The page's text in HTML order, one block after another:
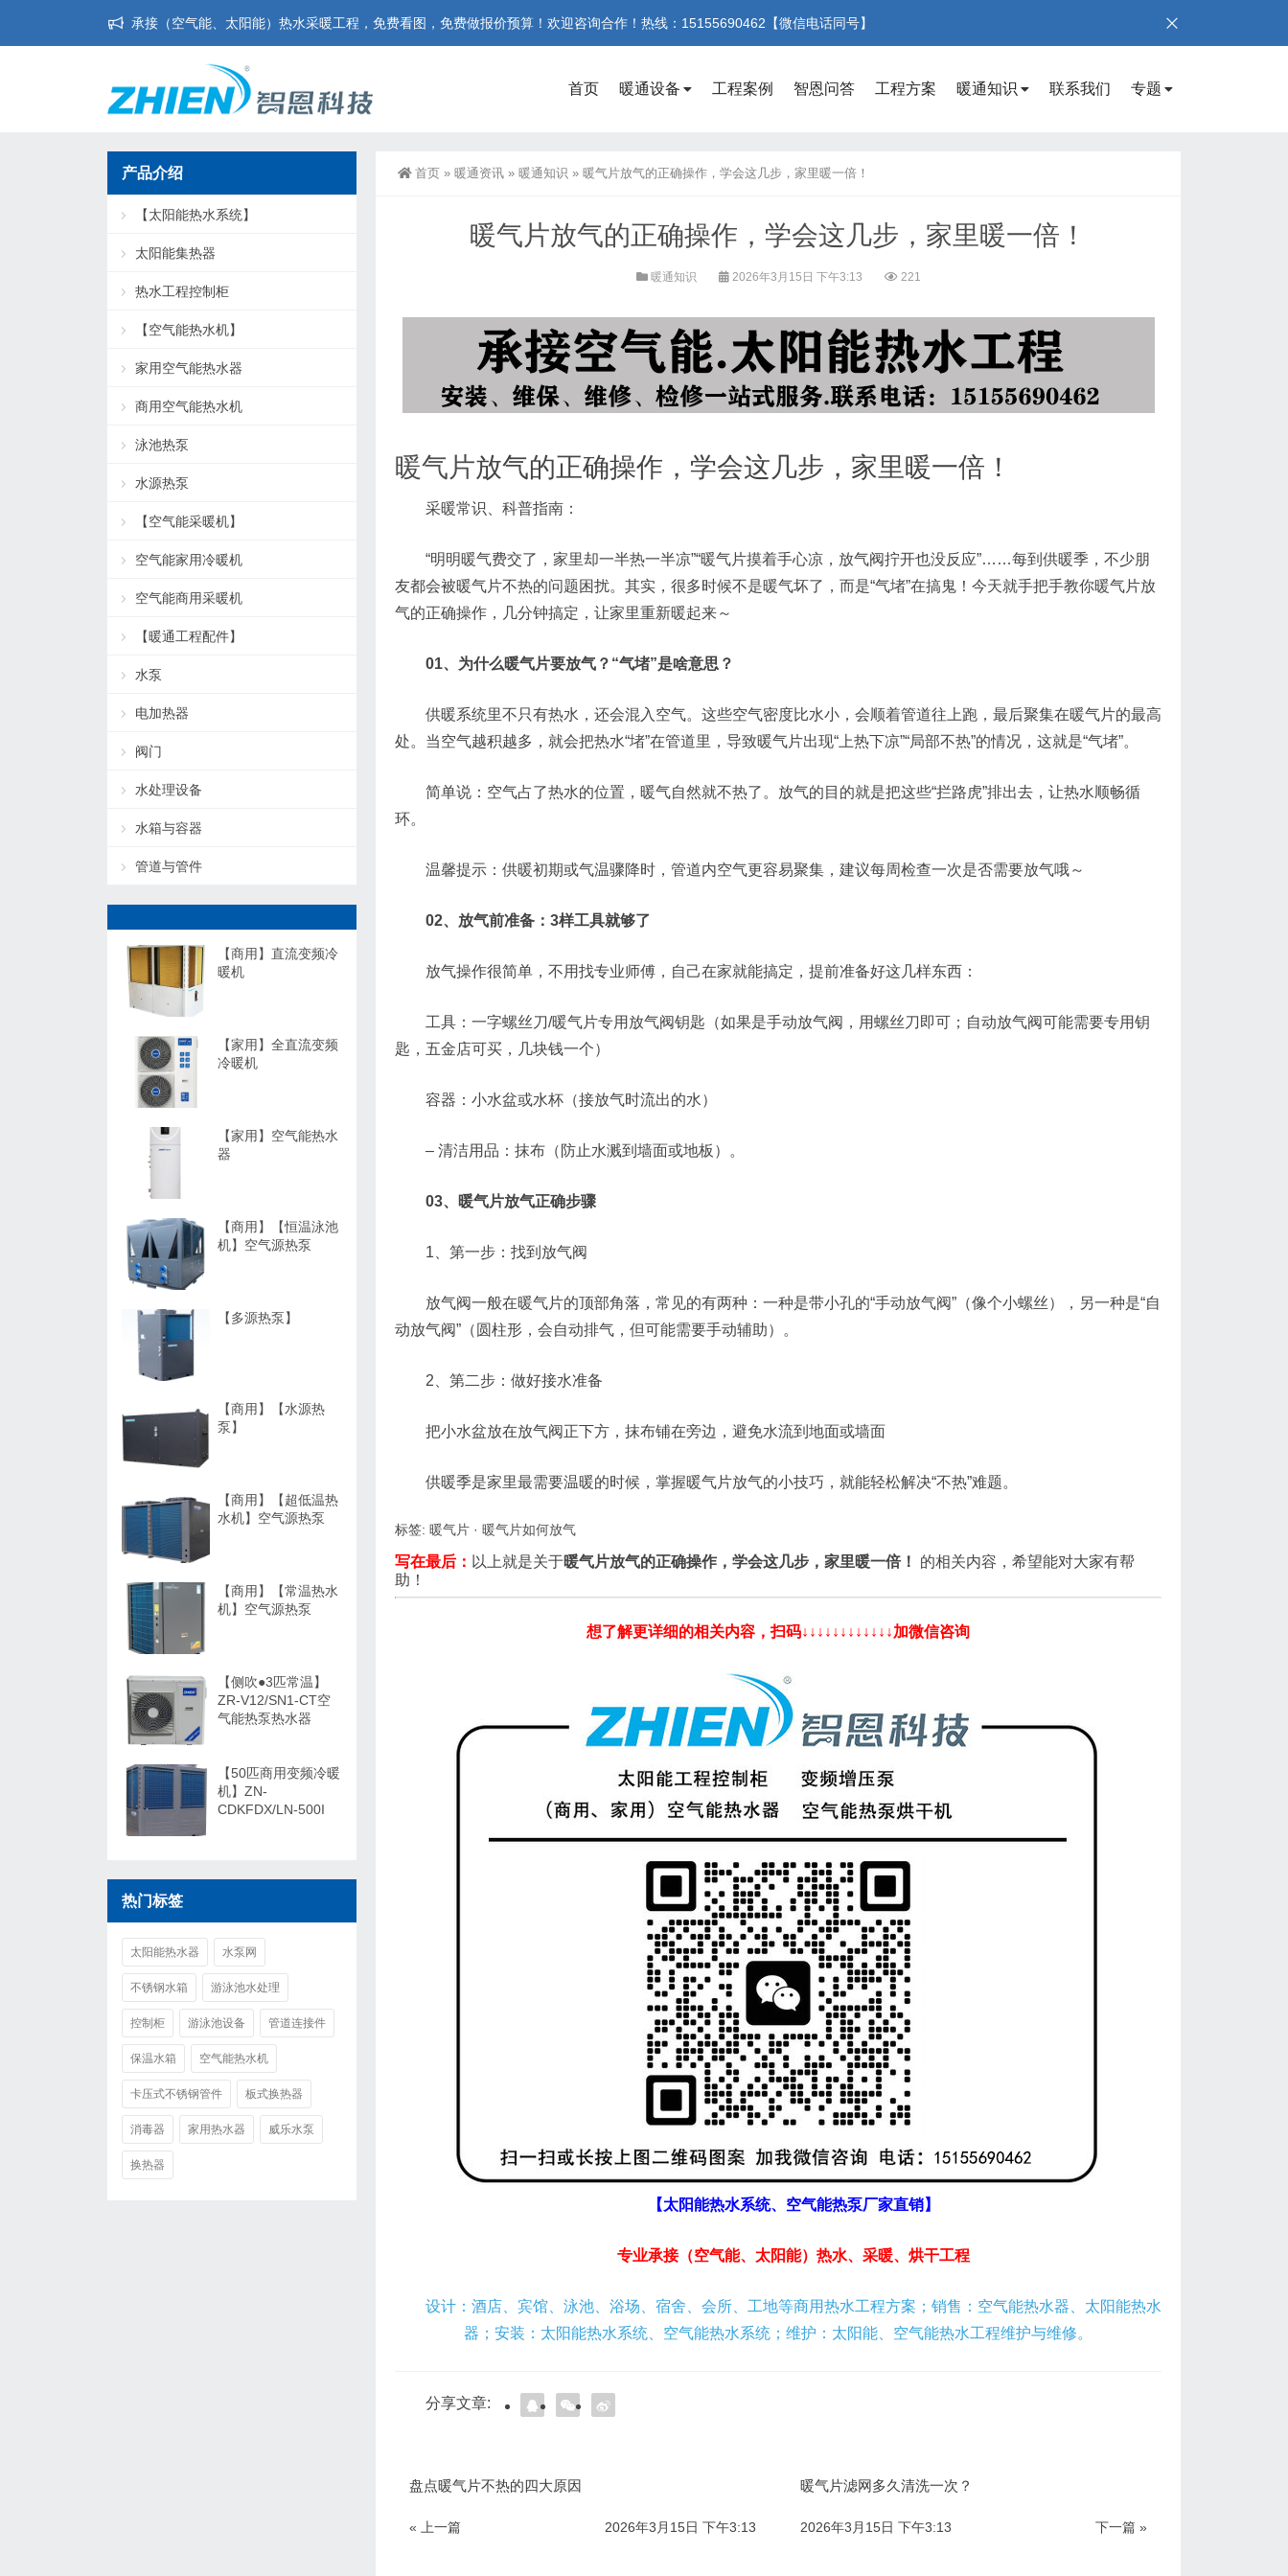
承接（空气能、太阳能）热水采暖工程，免费看图，免费做报价预算！欢迎咨询合作！热线：15155690462【微信电话同号】
首页 暖通设备 工程案例 智恩问答 工程方案 暖通知识 联系我们 专题
首页 » 暖通资讯 » 暖通知识 » 暖气片放气的正确操作，学会这几步，家里暖一倍！
暖气片放气的正确操作，学会这几步，家里暖一倍！
暖通知识 2026年3月15日 下午3:13 221
暖气片放气的正确操作，学会这几步，家里暖一倍！
采暖常识、科普指南：
“明明暖气费交了，家里却一半热一半凉”“暖气片摸着手心凉，放气阀拧开也没反应”……每到供暖季，不少朋
友都会被暖气片不热的问题困扰。其实，很多时候不是暖气坏了，而是“气堵”在搞鬼！今天就手把手教你暖气片放
气的正确操作，几分钟搞定，让家里重新暖起来～
01、为什么暖气片要放气？“气堵”是啥意思？
供暖系统里不只有热水，还会混入空气。这些空气密度比水小，会顺着管道往上跑，最后聚集在暖气片的最高
处。当空气越积越多，就会把热水“堵”在管道里，导致暖气片出现“上热下凉”“局部不热”的情况，这就是“气堵”。
简单说：空气占了热水的位置，暖气自然就不热了。放气的目的就是把这些“拦路虎”排出去，让热水顺畅循
环。
温馨提示：供暖初期或气温骤降时，管道内空气更容易聚集，建议每周检查一次是否需要放气哦～
02、放气前准备：3样工具就够了
放气操作很简单，不用找专业师傅，自己在家就能搞定，提前准备好这几样东西：
工具：一字螺丝刀/暖气片专用放气阀钥匙（如果是手动放气阀，用螺丝刀即可；自动放气阀可能需要专用钥
匙，五金店可买，几块钱一个）
容器：小水盆或水杯（接放气时流出的水）
– 清洁用品：抹布（防止水溅到墙面或地板）。
03、暖气片放气正确步骤
1、第一步：找到放气阀
放气阀一般在暖气片的顶部角落，常见的有两种：一种是带小孔的“手动放气阀”（像个小螺丝），另一种是“自
动放气阀”（圆柱形，会自动排气，但可能需要手动辅助）。
2、第二步：做好接水准备
把小水盆放在放气阀正下方，抹布铺在旁边，避免水流到地面或墙面
供暖季是家里最需要温暖的时候，掌握暖气片放气的小技巧，就能轻松解决“不热”难题。
标签: 暖气片 · 暖气片如何放气
写在最后： 以上就是关于暖气片放气的正确操作，学会这几步，家里暖一倍！
的相关内容，希望能对大家有帮
助！
想了解更详细的相关内容，扫码↓↓↓↓↓↓↓↓↓↓↓↓加微信咨询
【太阳能热水系统、空气能热泵厂家直销】
专业承接（空气能、太阳能）热水、采暖、烘干工程
设计：酒店、宾馆、泳池、浴场、宿舍、会所、工地等商用热水工程方案；销售：空气能热水器、太阳能热水
器；安装：太阳能热水系统、空气能热水系统；维护：太阳能、空气能热水工程维护与维修。
分享文章:
盘点暖气片不热的四大原因
« 上一篇 2026年3月15日 下午3:13
暖气片滤网多久清洗一次？
下一篇 »
2026年3月15日 下午3:13
产品介绍
【太阳能热水系统】
太阳能集热器
热水工程控制柜
【空气能热水机】
家用空气能热水器
商用空气能热水机
泳池热泵
水源热泵
【空气能采暖机】
空气能家用冷暖机
空气能商用采暖机
【暖通工程配件】
水泵
电加热器
阀门
水处理设备
水箱与容器
管道与管件
【商用】直流变频冷
暖机
【家用】全直流变频
冷暖机
【家用】空气能热水
器
【商用】【恒温泳池
机】空气源热泵
【多源热泵】
【商用】【水源热
泵】
【商用】【超低温热
水机】空气源热泵
【商用】【常温热水
机】空气源热泵
【侧吹●3匹常温】
ZR-V12/SN1-CT空
气能热泵热水器
【50匹商用变频冷暖
机】ZN-
CDKFDX/LN-500I
热门标签
太阳能热水器 水泵网
不锈钢水箱 游泳池水处理
控制柜 游泳池设备 管道连接件
保温水箱 空气能热水机
卡压式不锈钢管件 板式换热器
消毒器 家用热水器 威乐水泵
换热器